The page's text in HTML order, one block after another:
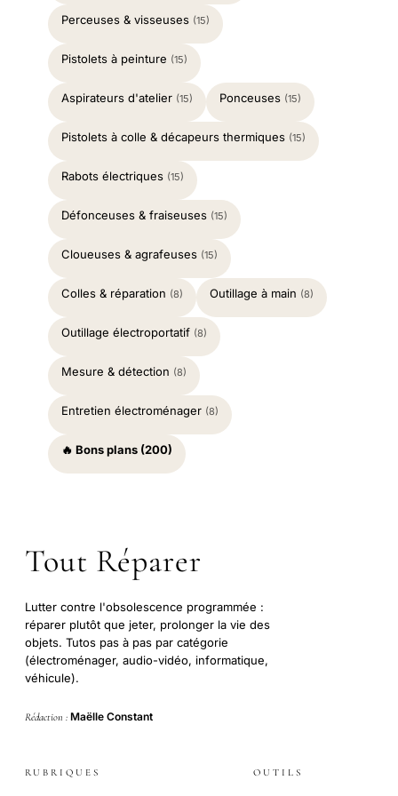
Perceuses & visseuses (15)
Pistolets à peinture (15)
Aspirateurs d'atelier (15) Ponceuses (15)
Pistolets à colle & décapeurs thermiques (15)
Rabots électriques (15)
Défonceuses & fraiseuses (15)
Cloueuses & agrafeuses (15)
Colles & réparation (8) Outillage à main (8)
Outillage électroportatif (8)
Mesure & détection (8)
Entretien électroménager (8)
🔥 Bons plans (200)
Tout Réparer
Lutter contre l'obsolescence programmée :
réparer plutôt que jeter, prolonger la vie des
objets. Tutos pas à pas par catégorie
(électroménager, audio-vidéo, informatique,
véhicule).
Rédaction : Maëlle Constant
RUBRIQUES OUTILS